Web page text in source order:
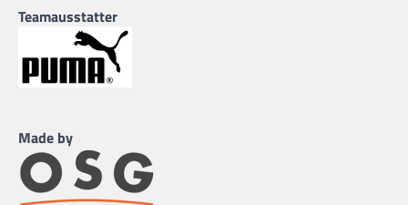
Teamausstatter
Made by